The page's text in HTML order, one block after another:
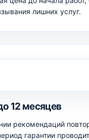
лишних услуг.
12 месяцев
рекомендаций
гарантии